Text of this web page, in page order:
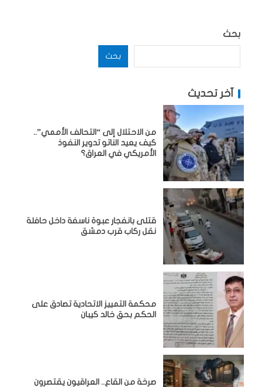
بحث
بحث
آخر تحديث
من الاحتلال إلى “التحالف الأممي”..
كيف يعيد الناتو تدوير النفوذ
الأمريكي في العراق؟
قتلى بانفجار عبوة ناسفة داخل حافلة
نقل ركاب قرب دمشق
محكمة التمييز الاتحادية تصادق على
الحكم بحق خالد كيبان
صرخة من القاع.. العراقيون يقتصرون